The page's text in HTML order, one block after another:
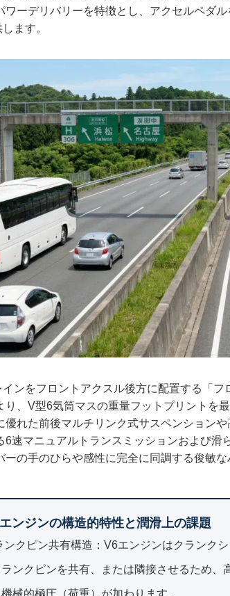
ワーデリバリーを特徴とし、アクセルペダ
ます。
ンをフロントアクスル後方に配置する「
り、V型6気筒マスの重量フットプリントを
優れた前後マルチリンク式サスペンション
6速マニュアルトランスミッションおよび滑
ーの手のひらや感性に完全に同調する俊敏
ンジンの構造的特性と潤滑上の課題
クピン共有構造：V6エンジンはクランク
ンクピンを共有、または隣接させるため、
械的極圧（荷重）が加わります。